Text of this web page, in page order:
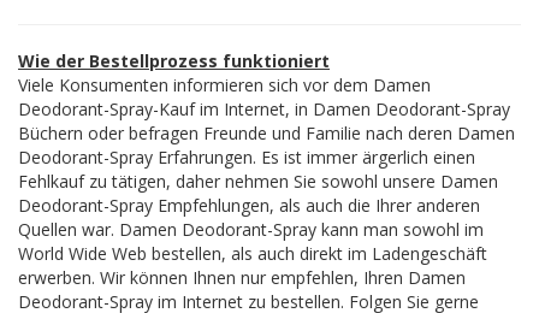
Wie der Bestellprozess funktioniert
Viele Konsumenten informieren sich vor dem Damen
Deodorant-Spray-Kauf im Internet, in Damen Deodorant-Spray
Büchern oder befragen Freunde und Familie nach deren Damen
Deodorant-Spray Erfahrungen. Es ist immer ärgerlich einen
Fehlkauf zu tätigen, daher nehmen Sie sowohl unsere Damen
Deodorant-Spray Empfehlungen, als auch die Ihrer anderen
Quellen war. Damen Deodorant-Spray kann man sowohl im
World Wide Web bestellen, als auch direkt im Ladengeschäft
erwerben. Wir können Ihnen nur empfehlen, Ihren Damen
Deodorant-Spray im Internet zu bestellen. Folgen Sie gerne